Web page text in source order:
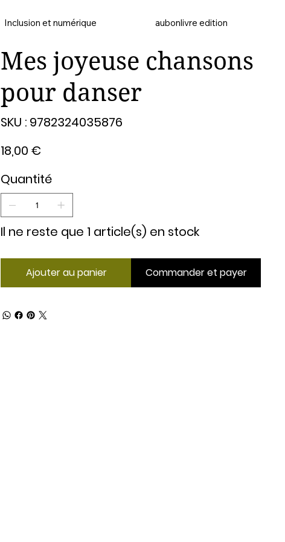
Inclusion et numérique aubonlivre edition
Mes joyeuse chansons
pour danser
SKU : 9782324035876
9782324035876
18,00 €
Quantité
Il ne reste que 1 article(s) en stock
Ajouter au panier Commander et payer